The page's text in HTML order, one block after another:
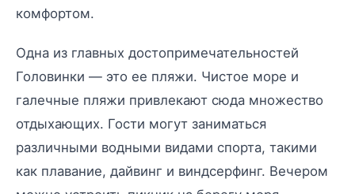
комфортом.
Одна из главных достопримечательностей
Головинки — это ее пляжи. Чистое море и
галечные пляжи привлекают сюда множество
отдыхающих. Гости могут заниматься
различными водными видами спорта, такими
как плавание, дайвинг и виндсерфинг. Вечером